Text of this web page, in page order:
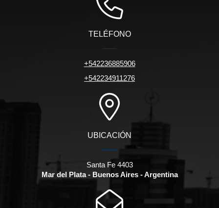
TELÉFONO
+542236885906
+542234911276
UBICACIÓN
Santa Fe 4403
Mar del Plata - Buenos Aires - Argentina